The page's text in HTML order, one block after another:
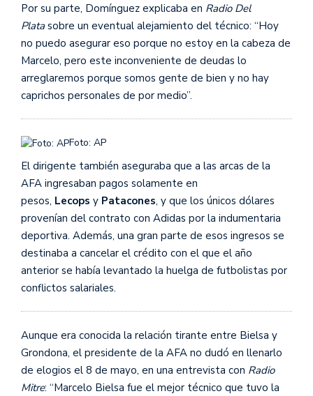
Por su parte, Domínguez explicaba en Radio Del
Platasobre un eventual alejamiento del técnico: “Hoy
no puedo asegurar eso porque no estoy en la cabeza de
Marcelo, pero este inconveniente de deudas lo
arreglaremos porque somos gente de bien y no hay
caprichos personales de por medio”.
Foto: AP
El dirigente también aseguraba que a las arcas de la
AFA ingresaban pagos solamente en
pesos, Lecops y Patacones, y que los únicos dólares
provenían del contrato con Adidas por la indumentaria
deportiva. Además, una gran parte de esos ingresos se
destinaba a cancelar el crédito con el que el año
anterior se había levantado la huelga de futbolistas por
conflictos salariales.
Aunque era conocida la relación tirante entre Bielsa y
Grondona, el presidente de la AFA no dudó en llenarlo
de elogios el 8 de mayo, en una entrevista con Radio
Mitre: “Marcelo Bielsa fue el mejor técnico que tuvo la